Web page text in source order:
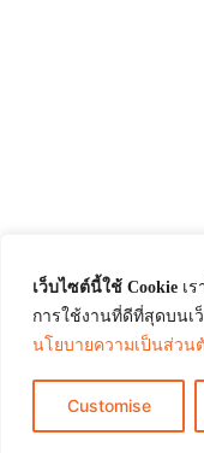
เว็บไซต์นี้ใช้ Cookie เ
การใช้งานที่ดีที่สุดบนเ
นโยบายความเป็นส่วน
Customise